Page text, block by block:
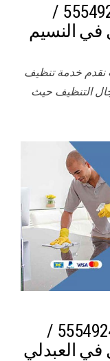
تنظيف منازل النسيم / 55549242 /
النسيم
نقدم خدمة تنظيف
التنظيف حيث
تنظيف منازل العبدلي / 55549242 /
العبدلي